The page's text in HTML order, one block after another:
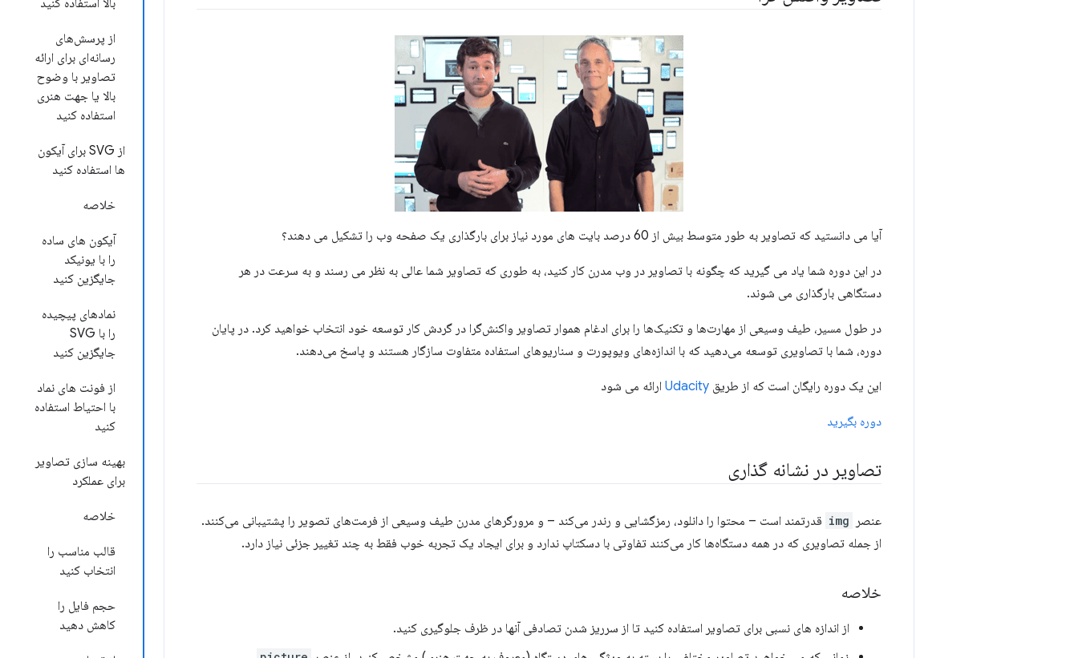
بالا استفاده کنید
از پرسش‌های
رسانه‌ای برای ارائه
تصاویر با وضوح
بالا یا جهت هنری
استفاده کنید
از SVG برای آیکون
ها استفاده کنید
خلاصه
آیکون های ساده
را با یونیکد
جایگزین کنید
نمادهای پیچیده
را با SVG
جایگزین کنید
از فونت های نماد
با احتیاط استفاده
کنید
بهینه سازی تصاویر
برای عملکرد
خلاصه
قالب مناسب را
انتخاب کنید
حجم فایل را
کاهش دهید
آیا می دانستید که تصاویر به طور متوسط ​​بیش از 60 درصد بایت های مورد نیاز برای بارگذاری یک صفحه وب را تشکیل می دهند؟
در این دوره شما یاد می گیرید که چگونه با تصاویر در وب مدرن کار کنید، به طوری که تصاویر شما عالی به نظر می رسند و به سرعت در هر
دستگاهی بارگذاری می شوند.
در طول مسیر، طیف وسیعی از مهارت‌ها و تکنیک‌ها را برای ادغام هموار تصاویر واکنش‌گرا در گردش کار توسعه خود انتخاب خواهید کرد. در پایان
دوره، شما با تصاویری توسعه می‌دهید که با اندازه‌های ویوپورت و سناریوهای استفاده متفاوت سازگار هستند و پاسخ می‌دهند.
این یک دوره رایگان است که از طریق Udacity ارائه می شود
دوره بگیرید
تصاویر در نشانه گذاری
عنصر img قدرتمند است – محتوا را دانلود، رمزگشایی و رندر می‌کند – و مرورگرهای مدرن طیف وسیعی از فرمت‌های تصویر را پشتیبانی می‌کنند.
از جمله تصاویری که در همه دستگاه‌ها کار می‌کنند تفاوتی با دسکتاپ ندارد و برای ایجاد یک تجربه خوب فقط به چند تغییر جزئی نیاز دارد.
خلاصه
از اندازه های نسبی برای تصاویر استفاده کنید تا از سرریز شدن تصادفی آنها در ظرف جلوگیری کنید.